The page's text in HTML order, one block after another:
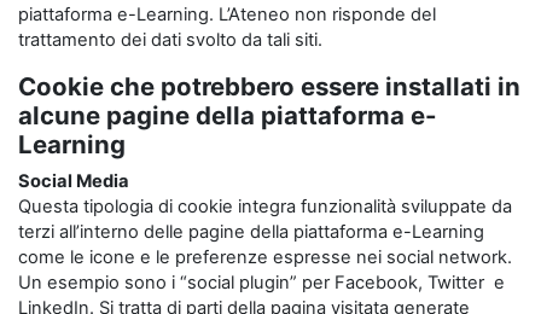
piattaforma e-Learning. L’Ateneo non risponde del
trattamento dei dati svolto da tali siti.
Cookie che potrebbero essere installati in
alcune pagine della piattaforma e-
Learning
Social Media
Questa tipologia di cookie integra funzionalità sviluppate da
terzi all’interno delle pagine della piattaforma e-Learning
come le icone e le preferenze espresse nei social network.
Un esempio sono i “social plugin” per Facebook, Twitter e
LinkedIn. Si tratta di parti della pagina visitata generate